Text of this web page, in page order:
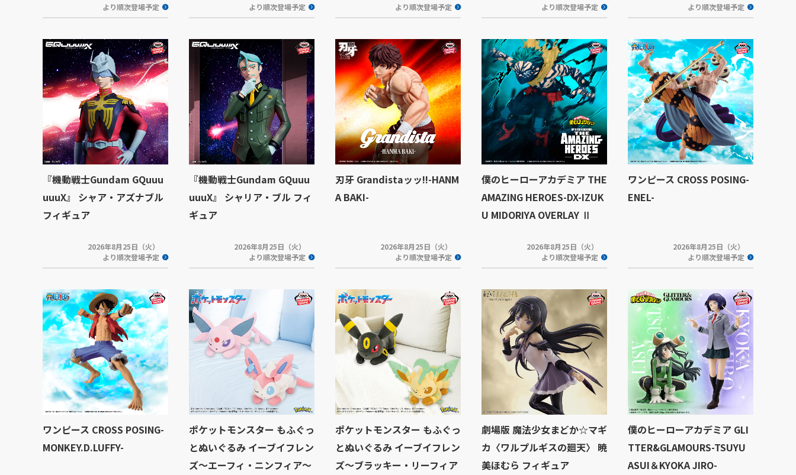
より順次登場予定
より順次登場予定
より順次登場予定
より順次登場予定
より順次登場予定
『機動戦士Gundam GQuuu
uuuX』 シャア・アズナブル
フィギュア
2026年8月25日（火）
より順次登場予定
『機動戦士Gundam GQuuu
uuuX』 シャリア・ブル フィ
ギュア
2026年8月25日（火）
より順次登場予定
刃牙 Grandistaッッ!!-HANM
A BAKI-
2026年8月25日（火）
より順次登場予定
僕のヒーローアカデミア THE
AMAZING HEROES-DX-IZUK
U MIDORIYA OVERLAY Ⅱ
2026年8月25日（火）
より順次登場予定
ワンピース CROSS POSING-
ENEL-
2026年8月25日（火）
より順次登場予定
ワンピース CROSS POSING-
MONKEY.D.LUFFY-
ポケットモンスター もふぐっ
とぬいぐるみ イーブイフレン
ズ～エーフィ・ニンフィア～
ポケットモンスター もふぐっ
とぬいぐるみ イーブイフレン
ズ～ブラッキー・リーフィア
劇場版 魔法少女まどか☆マギ
カ〈ワルプルギスの廻天〉 暁
美ほむら フィギュア
僕のヒーローアカデミア GLI
TTER&GLAMOURS-TSUYU
ASUI＆KYOKA JIRO-